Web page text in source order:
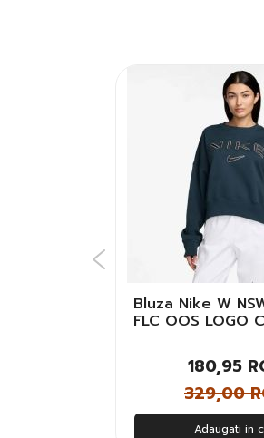
Bluza Nike W
FLC OOS LOGO
180,95
329,00
Adaugati in